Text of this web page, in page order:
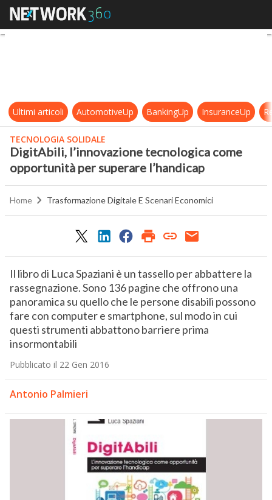
DigitAbili, l’innovazione
Ultimi articoli AutomotiveUp BankingUp InsuranceUp
TECNOLOGIA SOLIDALE
DigitAbili, l’innovazione tecnologica come
opportunità per superare l’handicap
Home Trasformazione Digitale E Scenari Economici
Il libro di Luca Spaziani è un tassello per abbattere la
rassegnazione. Sono 136 pagine che offrono una
panoramica su quello che le persone disabili possono
fare con computer e smartphone, sul modo in cui
questi strumenti abbattono barriere prima
insormontabili
Pubblicato il 22 Gen 2016
Antonio Palmieri